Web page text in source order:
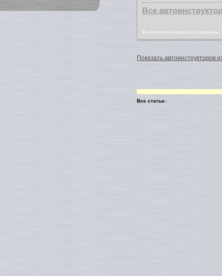
Все
Вы попалина сюда со
Показать автоинструкторов
Все статьи :